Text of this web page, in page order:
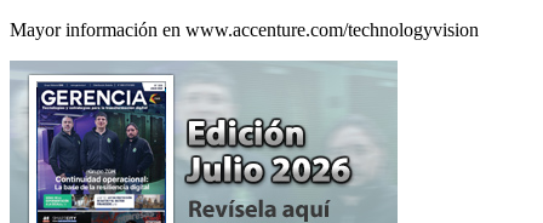
Mayor información en www.accenture.com/technologyvision